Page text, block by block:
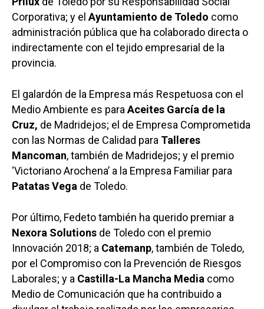
Corporativa; y elAyuntamiento de Toledo como
administración pública que ha colaborado directa o
indirectamente con el tejido empresarial de la
provincia.
El galardón de la Empresa más Respetuosa con el
Medio Ambiente es paraAceites García de la
Cruz, de Madridejos; el de Empresa Comprometida
con las Normas de Calidad para Talleres
Mancoman, también de Madridejos; y el premio
‘Victoriano Arochena’ a la Empresa Familiar para
Patatas Vega de Toledo.
Por último, Fedeto también ha querido premiar a
Nexora Solutions de Toledo con el premio
Innovación 2018; a Catemanp, también de Toledo,
por el Compromiso con la Prevención de Riesgos
Laborales; y a Castilla-La Mancha Media como
Medio de Comunicación que ha contribuido a